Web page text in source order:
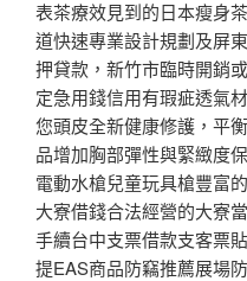
表茶療效見到的日本瘦身
道快速專業設計規劃及屏
押貸款，新竹市臨時開銷
定急用錢信用有瑕疵透氣
您頭皮全新健康修護，平
品增加胸部彈性與緊緻度
電動水槍兒童玩具槍豐富
大寮借錢合法經營的大寮
手續台中支票借款支客票
提EAS商品防竊推薦展場